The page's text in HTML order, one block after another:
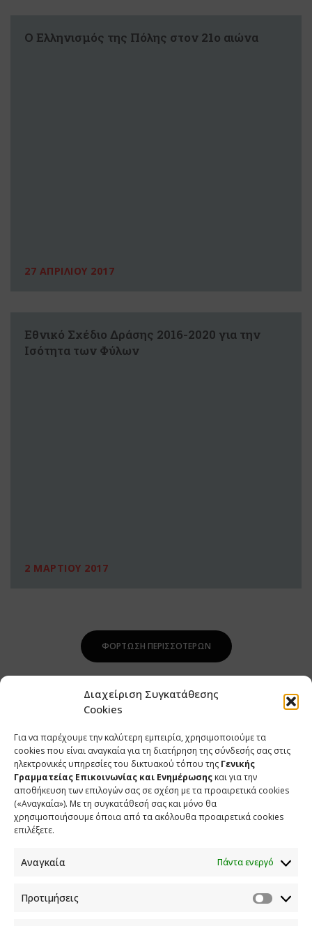
Διαχείριση Συγκατάθεσης
Cookies
Για να παρέχουμε την καλύτερη εμπειρία, χρησιμοποιούμε τα
cookies που είναι αναγκαία για τη διατήρηση της σύνδεσής σας στις
ηλεκτρονικές υπηρεσίες του δικτυακού τόπου της Γενικής
Γραμματείας Επικοινωνίας και Ενημέρωσης και για την
αποθήκευση των επιλογών σας σε σχέση με τα προαιρετικά cookies
(«Αναγκαία»). Με τη συγκατάθεσή σας και μόνο θα
χρησιμοποιήσουμε όποια από τα ακόλουθα προαιρετικά cookies
επιλέξετε.
Αναγκαία Πάντα ενεργό
Προτιμήσεις
Ο Ελληνισμός της Πόλης στον 21ο αιώνα
27 ΑΠΡΙΛΙΟΥ 2017
Εθνικό Σχέδιο Δράσης 2016-2020 για την
Ισότητα των Φύλων
2 ΜΑΡΤΙΟΥ 2017
ΦΌΡΤΩΣΗ ΠΕΡΙΣΣΌΤΕΡΩΝ
ΕΠΙΚΟΙΝΩΝΙΑ
Φραγκούδη 11 & Αλεξάνδρου Πάντου
info.media@media.gov.gr